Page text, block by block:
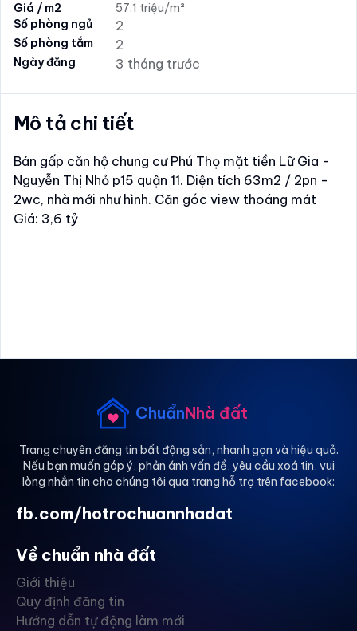
Giá / m2
57.1 triệu/m²
Số phòng ngủ
2
Số phòng tắm 2
Ngày đăng 3 tháng trước
Mô tả chi tiết
Bán gấp căn hộ chung cư Phú Thọ mặt tiền Lữ Gia -
Nguyễn Thị Nhỏ p15 quận 11. Diện tích 63m2 / 2pn -
2wc, nhà mới như hình. Căn góc view thoáng mát
Giá: 3,6 tỷ
ChuẩnNhà đất
Trang chuyên đăng tin bất động sản, nhanh gọn và hiệu quả.
Nếu bạn muốn góp ý, phản ánh vấn đề, yêu cầu xoá tin, vui
lòng nhắn tin cho chúng tôi qua trang hỗ trợ trên facebook:
fb.com/hotrochuannhadat
Về chuẩn nhà đất
Giới thiệu
Quy định đăng tin
Hướng dẫn tự động làm mới